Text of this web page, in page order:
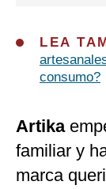
LEA
consumo?
Artika
familiar y
marca